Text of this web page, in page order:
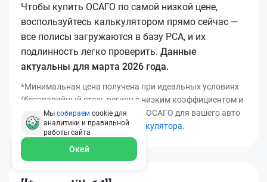
Чтобы купить ОСАГО по самой низкой цене,
воспользуйтесь калькулятором прямо сейчас —
все полисы загружаются в базу РСА, и их
подлинность легко проверить. Данные
актуальны для марта 2026 года.
*Минимальная цена получена при идеальных условиях
(безаварийный стаж, регион с низким коэффициентом и
т.д.). Узнать точную стоимость ОСАГО для вашего авто
можно с помощьюнашего калькулятора.
Мы собираем cookie для
аналитики и правильной
работы сайта
Окей